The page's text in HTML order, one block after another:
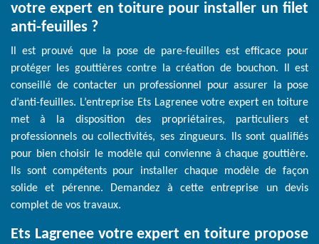
votre expert en toiture pour installer un filet
anti-feuilles ?
Il est prouvé que la pose de pare-feuilles est efficace pour
protéger les gouttières contre la création de bouchon. Il est
conseillé de contacter un professionnel pour assurer la pose
d’anti-feuilles. L’entreprise Ets Lagrenee votre expert en toiture
met à la disposition des propriétaires, particuliers et
professionnels ou collectivités, ses zingueurs. Ils sont qualifiés
pour bien choisir le modèle qui convienne à chaque gouttière.
Ils sont compétents pour installer chaque modèle de façon
solide et pérenne. Demandez à cette entreprise un devis
complet de vos travaux.
Ets Lagrenee votre expert en toiture propose